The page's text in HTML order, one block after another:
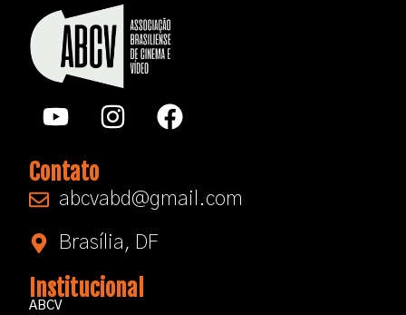
Contato
abcvabd@gmail.com​
Brasília, DF
Institucional
ABCV